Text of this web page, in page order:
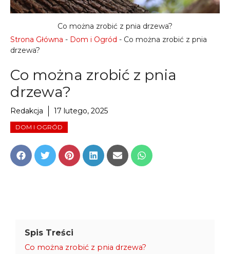
Strona Główna - Dom i Ogród - Co można zrobić z pnia
drzewa?
Co można zrobić z pnia
drzewa?
Redakcja 17 lutego, 2025
DOM I OGRÓD
Share
on
Share
on
Share
on
Share
on
Share
on
Share
on
Co można zrobić z pnia drzewa?
Spis Treści
Co można zrobić z pnia drzewa?